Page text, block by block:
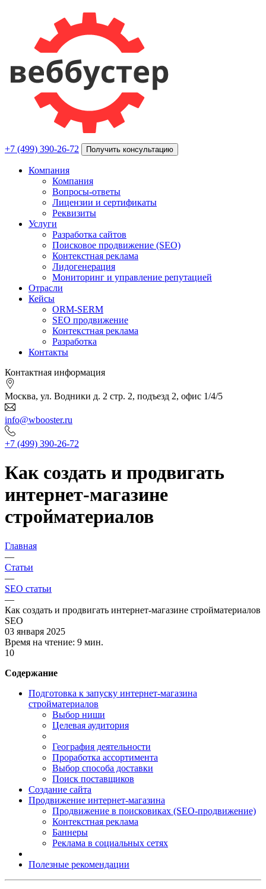
+7 (499) 390-26-72 Получить консультацию
Компания
Компания
Вопросы-ответы
Лицензии и сертификаты
Реквизиты
Услуги
Разработка сайтов
Поисковое продвижение (SEO)
Контекстная реклама
Лидогенерация
Мониторинг и управление репутацией
Отрасли
Кейсы
ORM-SERM
SEO продвижение
Контекстная реклама
Разработка
Контакты
Контактная информация
Москва, ул. Водники д. 2 стр. 2, подъезд 2, офис 1/4/5
info@wbooster.ru
+7 (499) 390-26-72
Как создать и продвигать
интернет-магазине
стройматериалов
Главная
—
Статьи
—
SEO статьи
—
Как создать и продвигать интернет-магазине стройматериалов
SEO
03 января 2025
Время на чтение: 9 мин.
10
Содержание
Подготовка к запуску интернет-магазина
стройматериалов
Выбор ниши
Целевая аудитория
География деятельности
Проработка ассортимента
Выбор способа доставки
Поиск поставщиков
Создание сайта
Продвижение интернет-магазина
Продвижение в поисковиках (SEO-продвижение)
Контекстная реклама
Баннеры
Реклама в социальных сетях
Полезные рекомендации